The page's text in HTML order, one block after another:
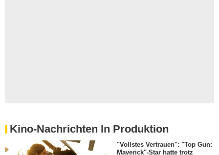
Kino-Nachrichten In Produktion
"Vollstes Vertrauen": "Top Gun:
Maverick"-Star hatte trotz